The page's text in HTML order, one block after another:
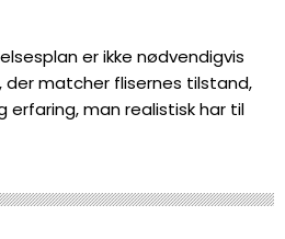
er ikke nødvendigvis
der matcher flisernes tilstand,
man realistisk har til